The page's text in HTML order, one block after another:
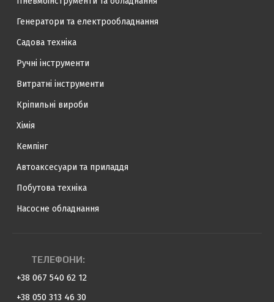
Генератори та електрообладнання
Садова техніка
Ручні інструменти
Витратні інструменти
Кріпильні вироби
Хімія
Кемпінг
Автоаксесуари та приладдя
Побутова техніка
Насосне обладнання
ТЕЛЕФОНИ:
+38 067 540 62 12
+38 050 313 46 30